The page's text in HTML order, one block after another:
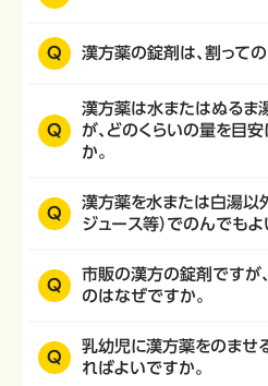
Q 漢方薬の錠剤は、割って
Q
漢方薬は水またはぬるま
が、どのくらいの量を目
か。
Q
漢方薬を水または白湯以
ジュース等）でのんでもよ
Q
市販の漢方の錠剤ですが
のはなぜですか。
Q
乳幼児に漢方薬をのませ
ればよいですか。